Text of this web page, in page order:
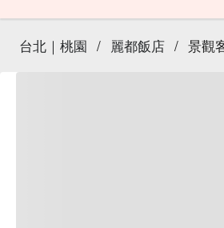
台北｜桃園 / 麗都飯店 / 景觀